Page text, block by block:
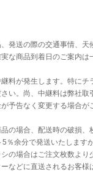
発送の際の交通事情、
な商品到着日のご案内
継料が発生します。特に
い。尚、中継料は弊社
予告なく変更する場合が
品の場合、配送時の破損
5％余分で発送いたします
シの場合はご注文枚数よ
などに直送されるお客